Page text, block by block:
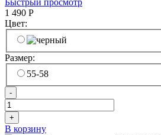
Быстрый просмотр
1 490 Р
Цвет:
Размер:
55-58
-
+
В корзину